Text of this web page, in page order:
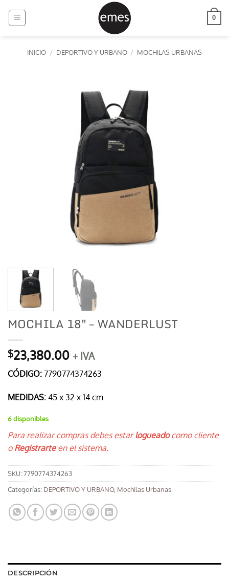
0
INICIO / DEPORTIVO Y URBANO / MOCHILAS URBANAS
MOCHILA 18″ – WANDERLUST
$23,380.00 + IVA
CÓDIGO: 7790774374263
MEDIDAS: 45 x 32 x 14 cm
6 disponibles
Para realizar compras debes estarlogueadocomo cliente
oRegistrarteen el sistema.
SKU:7790774374263
Categorías: DEPORTIVO Y URBANO, Mochilas Urbanas
DESCRIPCIÓN